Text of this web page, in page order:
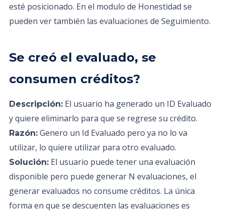
esté posicionado. En el modulo de Honestidad se
pueden ver también las evaluaciones de Seguimiento.
Se creó el evaluado, se
consumen créditos?
Descripción: El usuario ha generado un ID Evaluado
y quiere eliminarlo para que se regrese su crédito.
Razón: Genero un Id Evaluado pero ya no lo va
utilizar, lo quiere utilizar para otro evaluado.
Solución: El usuario puede tener una evaluación
disponible pero puede generar N evaluaciones, el
generar evaluados no consume créditos. La única
forma en que se descuenten las evaluaciones es